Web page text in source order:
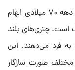
سبک shag که از مدل‌های شلخته اما جذاب دهه ۷۰ میلادی الهام
است. چتری‌های بلند
به فرد می‌دهند. این
مختلف صورت سازگار